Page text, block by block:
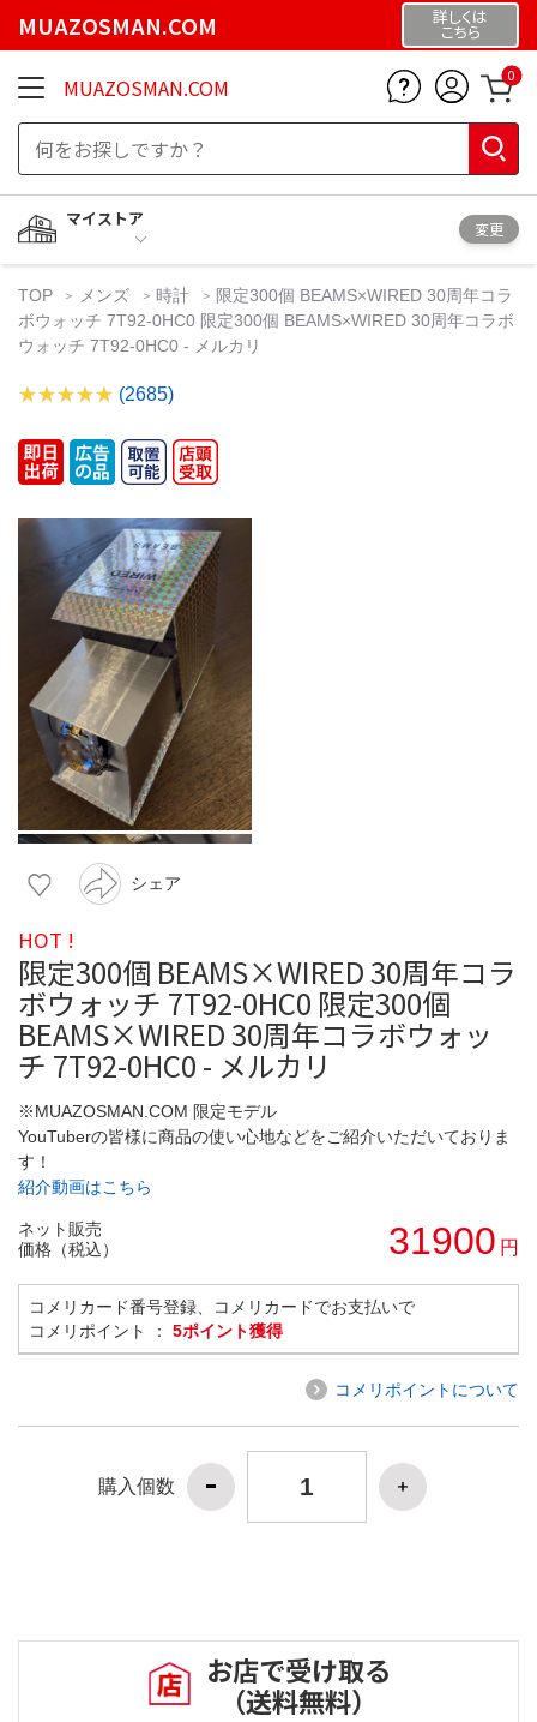
MUAZOSMAN.COM 詳しくは
こちら
MUAZOSMAN.COM 0
マイストア
変更
TOP メンズ 時計
限定300個 BEAMS×WIRED 30周年コラ
ボウォッチ 7T92-0HC0 限定300個 BEAMS×WIRED 30周年コラボ
ウォッチ 7T92-0HC0 - メルカリ
(2685)
シェア
HOT !
限定300個 BEAMS×WIRED 30周年コラ
ボウォッチ 7T92-0HC0 限定300個
BEAMS×WIRED 30周年コラボウォッ
チ 7T92-0HC0 - メルカリ
※MUAZOSMAN.COM 限定モデル
YouTuberの皆様に商品の使い心地などをご紹介いただいておりま
す！
紹介動画はこちら
ネット販売
価格（税込）
31900 円
コメリカード番号登録、コメリカードでお支払いで
コメリポイント ： 5ポイント獲得
コメリポイントについて
購入個数
お店で受け取る
（送料無料）